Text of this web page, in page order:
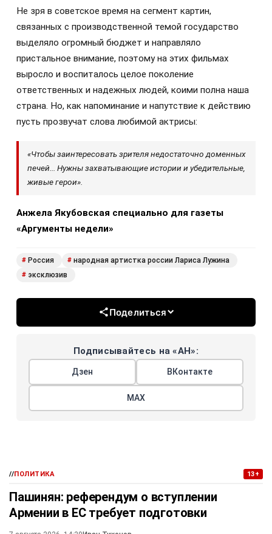
Не зря в советское время на сегмент картин,
связанных с производственной темой государство
выделяло огромный бюджет и направляло
пристальное внимание, поэтому на этих фильмах
выросло и воспиталось целое поколение
ответственных и надежных людей, коими полна наша
страна. Но, как напоминание и напутствие к действию
пусть прозвучат слова любимой актрисы:
«Чтобы заинтересовать зрителя недостаточно доменных
печей... Нужны захватывающие истории и убедительные,
живые герои».
Анжела Якубовская специально для газеты
«Аргументы недели»
# Россия # народная артистка россии Лариса Лужина
# эксклюзив
Поделиться
Подписывайтесь на «АН»:
Дзен ВКонтакте
МАХ
//ПОЛИТИКА 13+
Пашинян: референдум о вступлении
Армении в ЕС требует подготовки